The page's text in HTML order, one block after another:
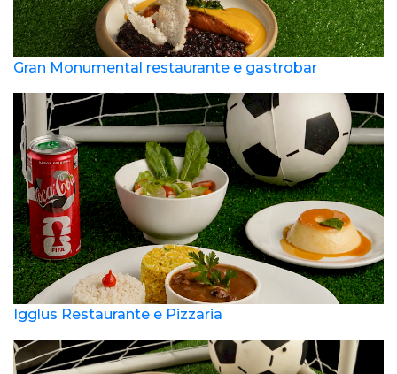
Gran Monumental restaurante e gastrobar
Igglus Restaurante e Pizzaria